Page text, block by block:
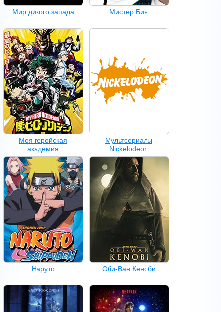
Мир дикого запада Мистер Бин
Моя геройская
академия
Мультсериалы
Nickelodeon
Наруто Оби-Ван Кеноби